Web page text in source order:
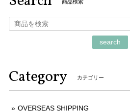
商品検索
search
Category カテゴリー
OVERSEAS SHIPPING